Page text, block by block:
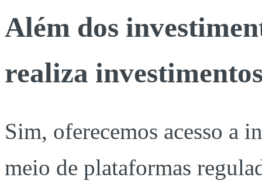
Além dos
realiza
Sim, oferecemos acesso a
meio de plataformas